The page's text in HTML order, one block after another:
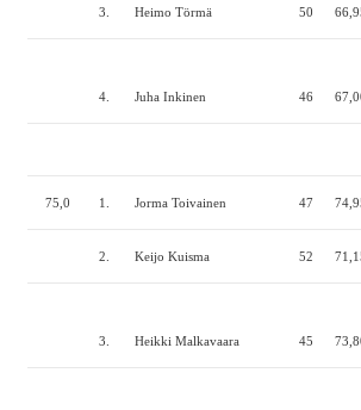
3. Heimo Törmä 50
4. Juha Inkinen 46
75,0 1. Jorma Toivainen 47
2. Keijo Kuisma 52
3. Heikki Malkavaara 45